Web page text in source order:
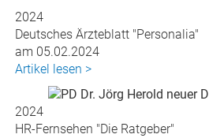
2024
Deutsches Ärzteblatt "Personalia"
am 05.02.2024
Artikel lesen >
2024
HR-Fernsehen "Die Ratgeber"